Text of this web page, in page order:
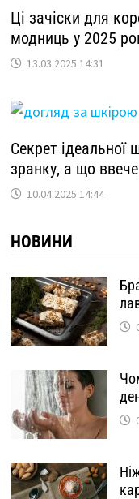
Ці зачіски для
модниць у 2025
13.03.2025 14:31
Секрет ідеальної
зранку, а що
10.04.2025 14:44
НОВИНИ